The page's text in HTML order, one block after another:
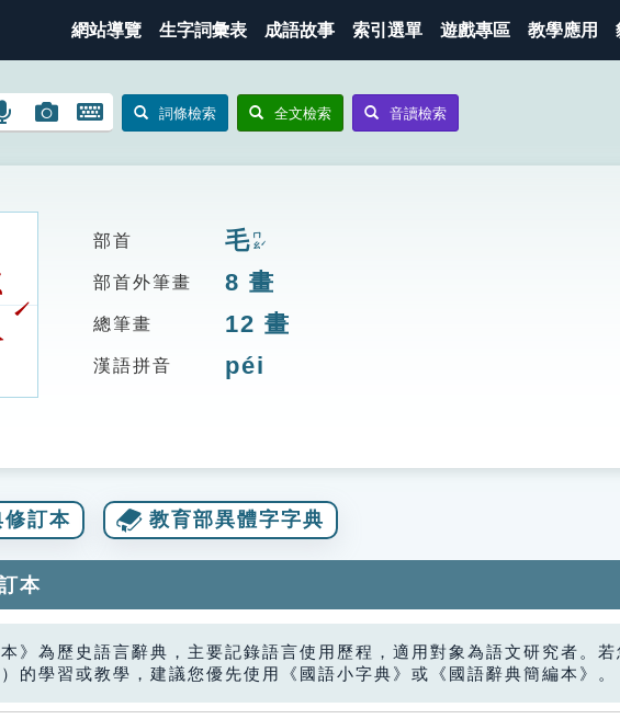
網站導覽 生字詞彙表 成語故事 索引選單 遊戲專區 教學應用
語
搜
圖
圖
搜
開
鍵
示
詞條檢索 全文檢索 音讀檢索
ˊ
部首 毛ㄇㄠˊ
部首外筆畫 8 畫
總筆畫 12 畫
漢語拼音 péi
訂本 教育部異體字字典
本
本》為歷史語言辭典，主要記錄語言使用歷程，適用對象為語文研究者。若
的學習或教學，建議您優先使用《國語小字典》或《國語辭典簡編本》。